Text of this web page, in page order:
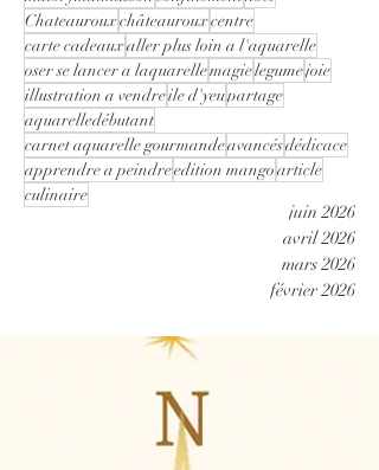
juin 2026
avril 2026
mars 2026
février 2026
Chateaurouxchâteaurouxcentre
carte cadeauxaller plus loin a l'aquarelle
oser se lancer a laquarellemagielegumejoie
illustration a vendreile d'yeupartage
aquarelledébutant
carnet aquarelle gourmandeavancésdédicace
apprendre a peindreedition mangoarticle
culinaire